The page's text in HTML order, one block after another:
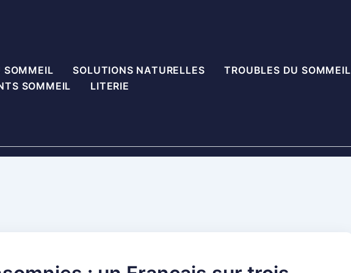
SOMMEIL SOLUTIONS NATURELLES
TROUBLES DU SOMMEIL
SOMMEIL
LITERIE